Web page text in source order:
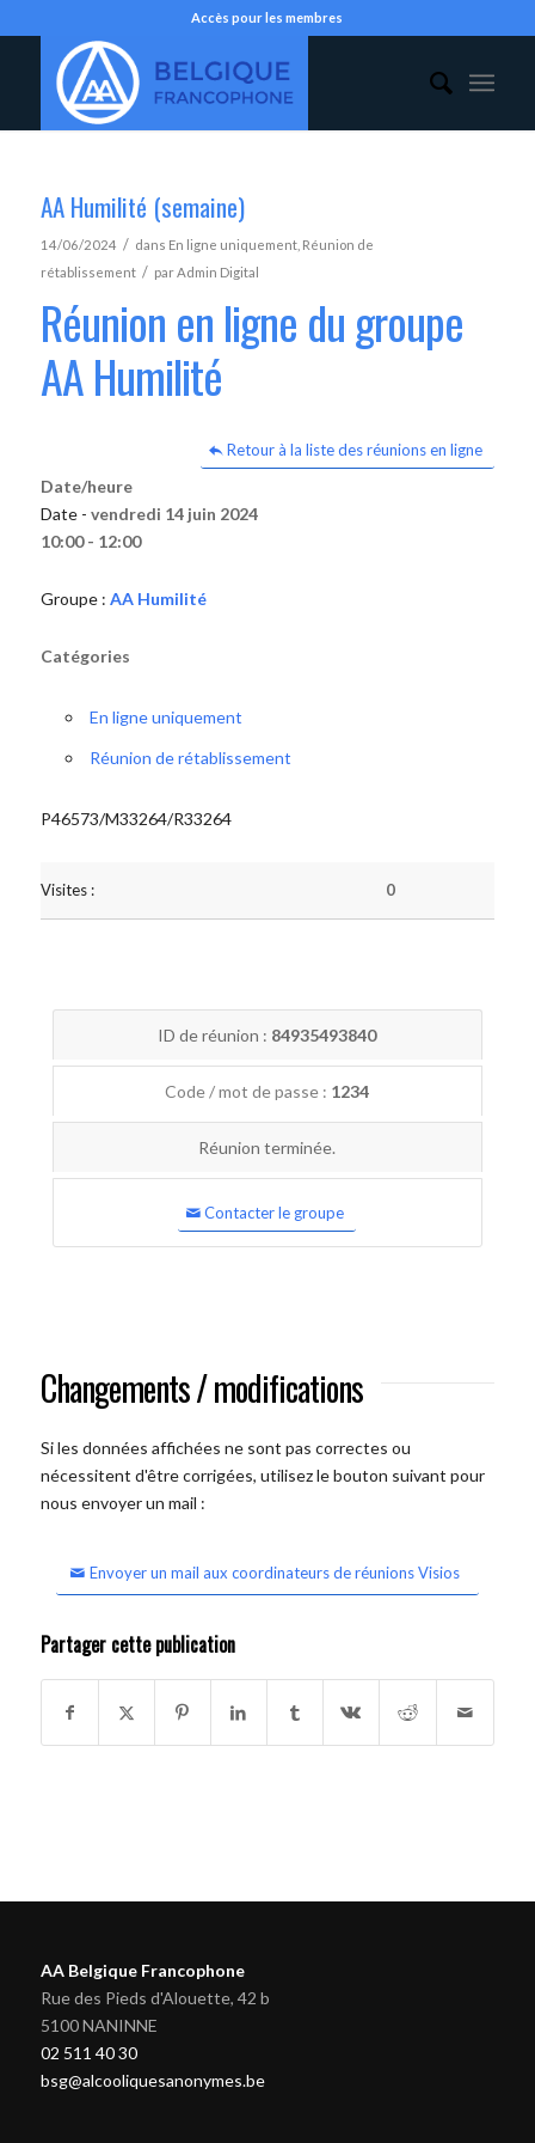
Accès pour les membres
AA Humilité (semaine)
14/06/2024 / dans En ligne uniquement, Réunion de
rétablissement / parAdmin Digital
Réunion en ligne du groupe
AA Humilité
Retour à la liste des réunions en ligne
Date/heure
Date - vendredi 14 juin 2024
10:00 - 12:00
Groupe : AA Humilité
Catégories
En ligne uniquement
Réunion de rétablissement
P46573/M33264/R33264
Visites : 0
ID de réunion : 84935493840
Code / mot de passe : 1234
Réunion terminée.
Contacter le groupe
Changements / modifications
Si les données affichées ne sont pas correctes ou
nécessitent d'être corrigées, utilisez le bouton suivant pour
nous envoyer un mail :
Envoyer un mail aux coordinateurs de réunions Visios
Partager cette publication
AA Belgique Francophone
Rue des Pieds d'Alouette, 42 b
5100 NANINNE
02 511 40 30
bsg@alcooliquesanonymes.be